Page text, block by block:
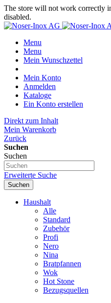
The store will not work correctly
disabled.
Menu
Menu
Mein Wunschzettel
Mein Konto
Anmelden
Kataloge
Ein Konto erstellen
Direkt zum Inhalt
Mein Warenkorb
Zurück
Suchen
Suchen
Erweiterte Suche
Suchen
Haushalt
Alle
Standard
Zubehör
Profi
Nero
Nina
Bratpfannen
Wok
Hot Stone
Bezugsquellen